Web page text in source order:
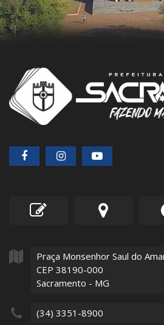
Praça Monsenhor Saul do
CEP 38190-000
Sacramento - MG
(34) 3351-8900